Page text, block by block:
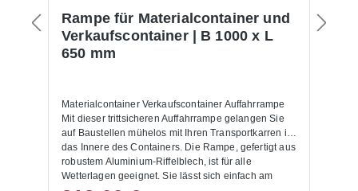
Rampe für Materialcontainer und
Verkaufscontainer | B 1000 x L
650 mm
Materialcontainer Verkaufscontainer Auffahrrampe
Mit dieser trittsicheren Auffahrrampe gelangen Sie
auf Baustellen mühelos mit Ihren Transportkarren in
das Innere des Containers. Die Rampe, gefertigt aus
robustem Aluminium-Riffelblech, ist für alle
Wetterlagen geeignet. Sie lässt sich einfach am